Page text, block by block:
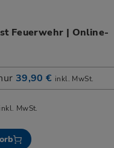
Feuerwehr | Online-
39,90 € inkl. MwSt.
inkl. MwSt.